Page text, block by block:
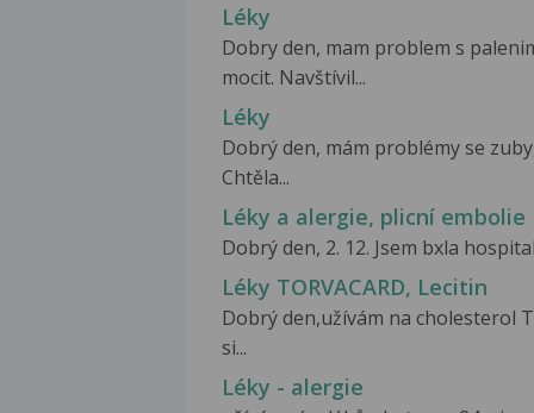
Léky
Dobry den, mam problem s
mocit. Navštívil...
Léky
Dobrý den, mám problémy se
Chtěla...
Léky a alergie, plicní embolie
Dobrý den, 2. 12. Jsem bxla
Léky TORVACARD, Lecitin
Dobrý den,užívám na cholesterol
si...
Léky - alergie